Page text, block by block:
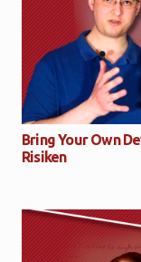
Bring Your Own
Risiken